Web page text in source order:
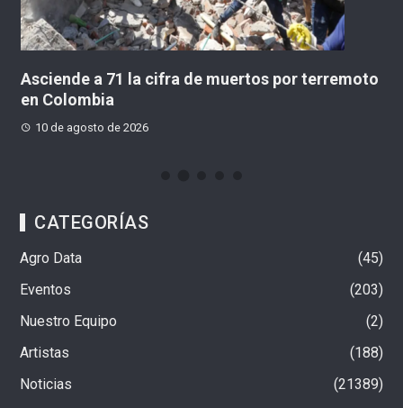
Asciende a 71 la cifra de muertos por terremoto
en Colombia
10 de agosto de 2026
CATEGORÍAS
Agro Data
45
Eventos
203
Nuestro Equipo
2
Artistas
188
Noticias
21389